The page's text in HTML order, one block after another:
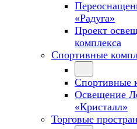
«Радуга»
Проект
комплекса
Спортивные
Спортивные
Освещение
«Кристалл»
Торговые